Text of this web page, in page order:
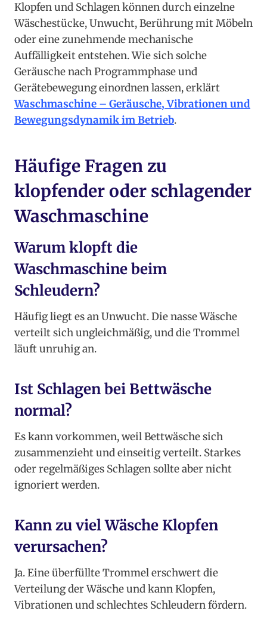
Klopfen und Schlagen können durch einzelne
Wäschestücke, Unwucht, Berührung mit Möbeln
oder eine zunehmende mechanische
Auffälligkeit entstehen. Wie sich solche
Geräusche nach Programmphase und
Gerätebewegung einordnen lassen, erklärt
Waschmaschine – Geräusche, Vibrationen und
Bewegungsdynamik im Betrieb.
Häufige Fragen zu
klopfender oder schlagender
Waschmaschine
Warum klopft die
Waschmaschine beim
Schleudern?
Häufig liegt es an Unwucht. Die nasse Wäsche
verteilt sich ungleichmäßig, und die Trommel
läuft unruhig an.
Ist Schlagen bei Bettwäsche
normal?
Es kann vorkommen, weil Bettwäsche sich
zusammenzieht und einseitig verteilt. Starkes
oder regelmäßiges Schlagen sollte aber nicht
ignoriert werden.
Kann zu viel Wäsche Klopfen
verursachen?
Ja. Eine überfüllte Trommel erschwert die
Verteilung der Wäsche und kann Klopfen,
Vibrationen und schlechtes Schleudern fördern.